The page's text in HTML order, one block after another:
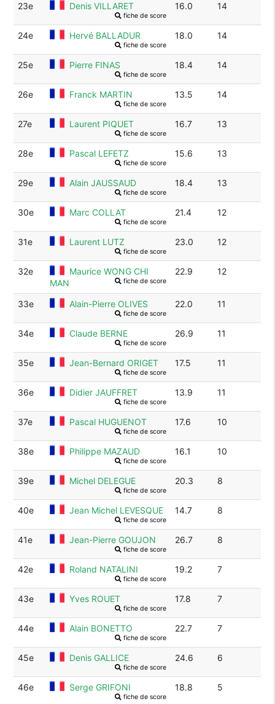
23e Denis VILLARET
fiche de score
16.0 14
24e Hervé BALLADUR
fiche de score
18.0 14
25e Pierre FINAS
fiche de score
18.4 14
26e Franck MARTIN
fiche de score
13.5 14
27e Laurent PIQUET
fiche de score
16.7 13
28e Pascal LEFETZ
fiche de score
15.6 13
29e Alain JAUSSAUD
fiche de score
18.4 13
30e Marc COLLAT
fiche de score
21.4 12
31e Laurent LUTZ
fiche de score
23.0 12
32e
Maurice WONG CHI
MAN
fiche de score
22.9 12
33e Alain-Pierre OLIVES
fiche de score
22.0 11
34e Claude BERNE
fiche de score
26.9 11
35e Jean-Bernard ORIGET
fiche de score
17.5 11
36e Didier JAUFFRET
fiche de score
13.9 11
37e Pascal HUGUENOT
fiche de score
17.6 10
38e Philippe MAZAUD
fiche de score
16.1 10
39e Michel DELEGUE
fiche de score
20.3 8
40e Jean Michel LEVESQUE
fiche de score
14.7 8
41e Jean-Pierre GOUJON
fiche de score
26.7 8
42e Roland NATALINI
fiche de score
19.2 7
43e Yves ROUET
fiche de score
17.8 7
44e Alain BONETTO
fiche de score
22.7 7
45e Denis GALLICE
fiche de score
24.6 6
46e Serge GRIFONI
fiche de score
18.8 5